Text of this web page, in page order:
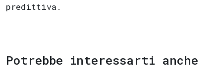
predittiva.
Potrebbe interessarti anche